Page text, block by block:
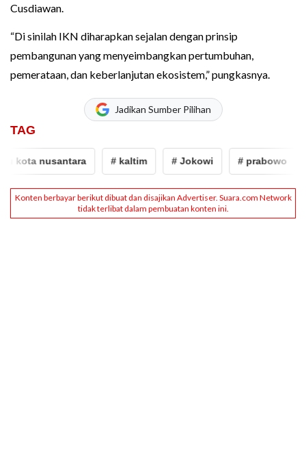
Cusdiawan.
“Di sinilah IKN diharapkan sejalan dengan prinsip
pembangunan yang menyeimbangkan pertumbuhan,
pemerataan, dan keberlanjutan ekosistem,” pungkasnya.
Jadikan Sumber Pilihan
TAG
nusantara # kaltim # Jokowi # prabowo # ikn